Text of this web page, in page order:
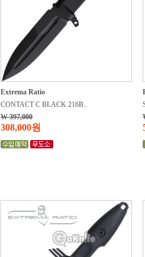
Extrema Ratio
CONTACT C BLACK 216B..
W 397,000
308,000원